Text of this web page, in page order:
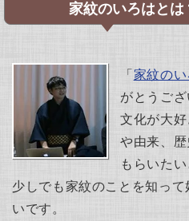
家紋のいろはとは
「家紋の
がとうご
文化が大
や由来、
もらいた
少しでも家紋のことを知っ
いです。